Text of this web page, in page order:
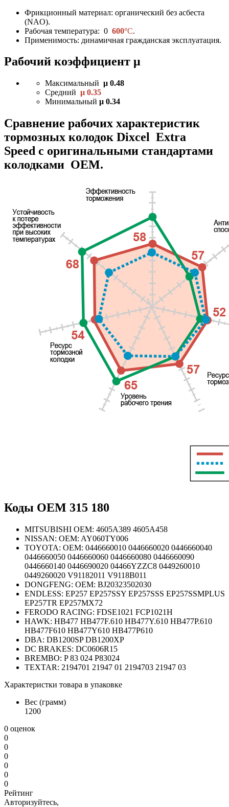
Фрикционный материал: органический без асбеста
(NAO).
Рабочая температура: 0 600°C.
Применимость: динамичная гражданская эксплуатация.
Рабочий коэффициент μ
Максимальный μ 0.48
Средний μ 0.35
Минимальный μ 0.34
Сравнение рабочих характеристик
тормозных колодок Dixcel Extra
Speed с оригинальными стандартами
колодками OEM.
Коды OEM 315 180
MITSUBISHI OEM: 4605A389 4605A458
NISSAN: OEM: AY060TY006
TOYOTA: OEM: 0446660010 0446660020 0446660040
0446660050 0446660060 0446660080 0446660090
0446660140 0446690020 04466YZZC8 0449260010
0449260020 V91182011 V9118B011
DONGFENG: OEM: BJ20323502030
ENDLESS: EP257 EP257SSY EP257SSS EP257SSMPLUS
EP257TR EP257MX72
FERODO RACING: FDSE1021 FCP1021H
HAWK: HB477 HB477F.610 HB477Y.610 HB477P.610
HB477F610 HB477Y610 HB477P610
DBA: DB1200SP DB1200XP
DC BRAKES: DC0606R15
BREMBO: P 83 024 P83024
TEXTAR: 2194701 21947 01 2194703 21947 03
Характеристки товара в упаковке
Вес (грамм)
1200
0 оценок
0
0
0
0
0
0
Рейтинг
Авторизуйтесь,